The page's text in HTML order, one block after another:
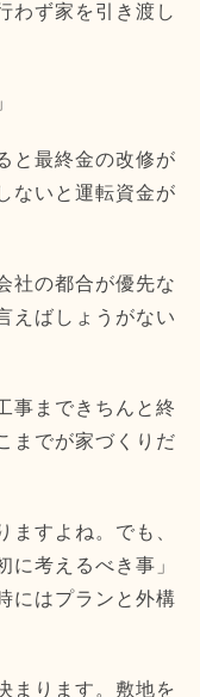
わず家を引き渡し
と最終金の改修が
ないと運転資金が
社の都合が優先な
えばしょうがない
事まできちんと終
までが家づくりだ
ますよね。でも、
に考えるべき事」
にはプランと外構
まります。敷地を